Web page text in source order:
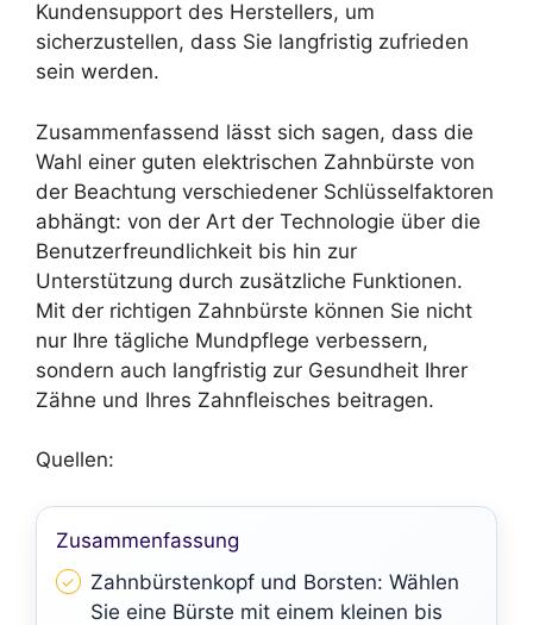
Kundensupport des Herstellers, um
sicherzustellen, dass Sie langfristig zufrieden
sein werden.
Zusammenfassend lässt sich sagen, dass die
Wahl einer guten elektrischen Zahnbürste von
der Beachtung verschiedener Schlüsselfaktoren
abhängt: von der Art der Technologie über die
Benutzerfreundlichkeit bis hin zur
Unterstützung durch zusätzliche Funktionen.
Mit der richtigen Zahnbürste können Sie nicht
nur Ihre tägliche Mundpflege verbessern,
sondern auch langfristig zur Gesundheit Ihrer
Zähne und Ihres Zahnfleisches beitragen.
Quellen:
Zusammenfassung
Zahnbürstenkopf und Borsten: Wählen
Sie eine Bürste mit einem kleinen bis